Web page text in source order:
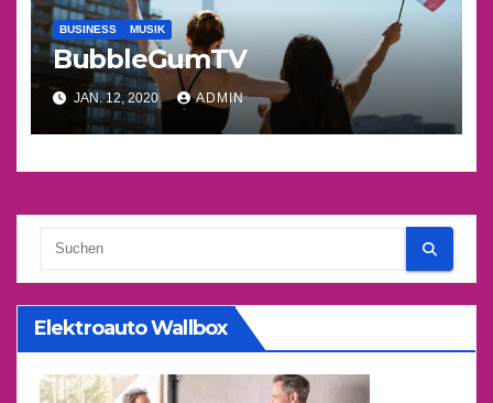
BUSINESS MUSIK
BubbleGumTV
JAN. 12, 2020 ADMIN
Elektroauto Wallbox